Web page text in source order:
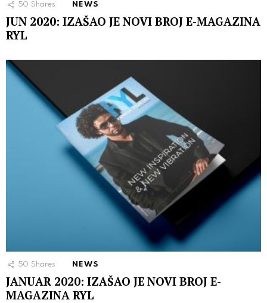
50 Shares NEWS
JUN 2020: IZAŠAO JE NOVI BROJ E-MAGAZINA
RYL
50 Shares NEWS
JANUAR 2020: IZAŠAO JE NOVI BROJ E-
MAGAZINA RYL